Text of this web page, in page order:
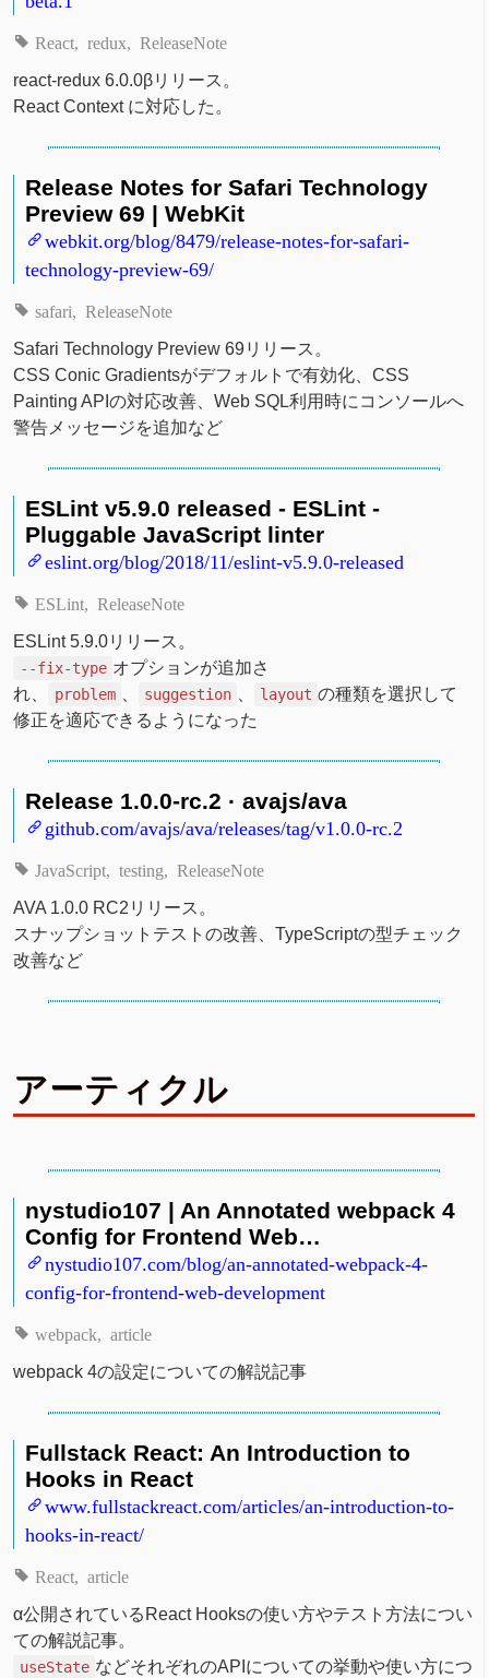
React redux ReleaseNote
react-redux 6.0.0βリリース。
React Context に対応した。
Release Notes for Safari Technology
Preview 69 | WebKit
webkit.org/blog/8479/release-notes-for-safari-
technology-preview-69/
safari ReleaseNote
Safari Technology Preview 69リリース。
CSS Conic Gradientsがデフォルトで有効化、CSS
Painting APIの対応改善、Web SQL利用時にコンソールへ
警告メッセージを追加など
ESLint v5.9.0 released - ESLint -
Pluggable JavaScript linter
eslint.org/blog/2018/11/eslint-v5.9.0-released
ESLint ReleaseNote
ESLint 5.9.0リリース。
--fix-type オプションが追加さ
れ、
problem suggestion layout の種類を選択して
修正を適応できるようになった
Release 1.0.0-rc.2 · avajs/ava
github.com/avajs/ava/releases/tag/v1.0.0-rc.2
JavaScript testing ReleaseNote
AVA 1.0.0 RC2リリース。
スナップショットテストの改善、TypeScriptの型チェック
改善など
アーティクル
nystudio107 | An Annotated webpack 4
Config for Frontend Web…
nystudio107.com/blog/an-annotated-webpack-4-
config-for-frontend-web-development
webpack article
webpack 4の設定についての解説記事
Fullstack React: An Introduction to
Hooks in React
www.fullstackreact.com/articles/an-introduction-to-
hooks-in-react/
React article
α公開されているReact Hooksの使い方やテスト方法につい
ての解説記事。
useState などそれぞれのAPIについての挙動や使い方につ